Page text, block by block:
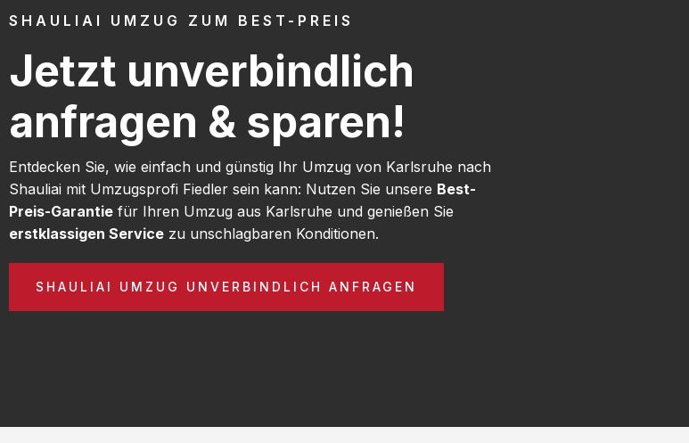
SHAULIAI UMZUG ZUM BEST-PREIS
Jetzt unverbindlich
anfragen & sparen!
Entdecken Sie, wie einfach und günstig Ihr Umzug von Karlsruhe nach
Shauliai mit Umzugsprofi Fiedler sein kann: Nutzen Sie unsere Best-
Preis-Garantie für Ihren Umzug aus Karlsruhe und genießen Sie
erstklassigen Service zu unschlagbaren Konditionen.
SHAULIAI UMZUG UNVERBINDLICH ANFRAGEN